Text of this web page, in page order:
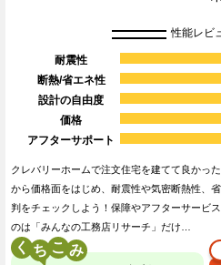
性能レビ
耐震性
断熱/省エネ性
設計の自由度
価格
アフターサポート
クレバリーホームで注文住宅を建てて良かっ
から価格面をはじめ、耐震性や気密断熱性、
判をチェックしよう！保障やアフターサービ
のは「みんなの工務店リサーチ」だけ…
く こ